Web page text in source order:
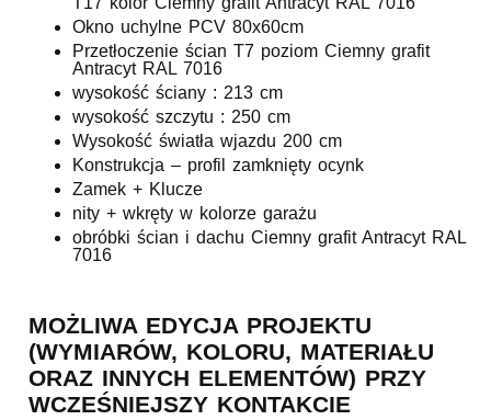
Okno uchylne PCV 80x60cm
Przetłoczenie ścian T7 poziom Ciemny grafit
Antracyt RAL 7016
wysokość ściany : 213 cm
wysokość szczytu : 250 cm
Wysokość światła wjazdu 200 cm
Konstrukcja – profil zamknięty ocynk
Zamek + Klucze
nity + wkręty w kolorze garażu
obróbki ścian i dachu Ciemny grafit Antracyt RAL
7016
MOŻLIWA EDYCJA PROJEKTU
(WYMIARÓW, KOLORU, MATERIAŁU
ORAZ INNYCH ELEMENTÓW) PRZY
WCZEŚNIEJSZY KONTAKCIE